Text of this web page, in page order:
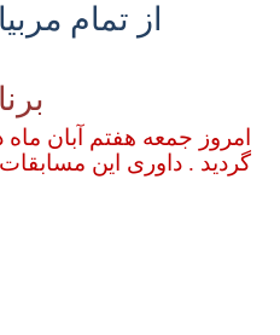
از تمام
امروز جمعه هفتم آبان ماه
گردید . داوری این